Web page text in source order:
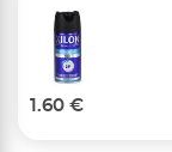
1.60 €